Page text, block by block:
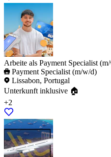
Arbeite als Payment Specialist
Payment Specialist (m/w/d)
Lissabon, Portugal
Unterkunft inklusive 🏠
+2